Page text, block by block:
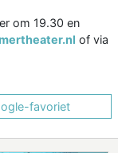
om 19.30 en
of via
favoriet